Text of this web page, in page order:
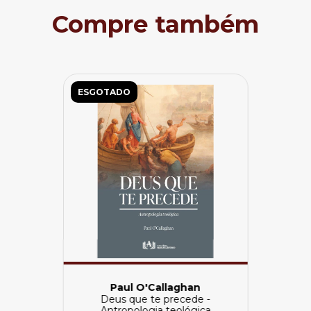
Compre também
ESGOTADO
Paul O'Callaghan
Deus que te precede -